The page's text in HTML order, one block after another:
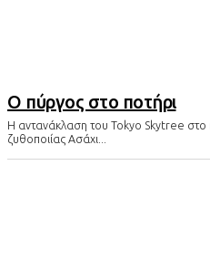
O πύργος στο ποτήρι
H αντανάκλαση του Tokyo Skytree στο
ζυθοποιίας Aσάχι...